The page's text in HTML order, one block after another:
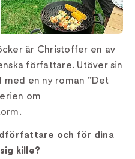
är Christoffer en av
författare. Utöver sin
med en ny roman ”Det
om
och för dina
kille?